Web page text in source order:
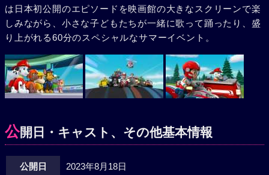
は日本初公開のエピソードを映画館の大きなスクリーンで楽
しみながら、小さな子どもたちが一緒に歌って踊ったり、盛
り上がれる60分のスペシャルなサマーイベント。
公開日・キャスト、その他基本情報
公開日 2023年8月18日